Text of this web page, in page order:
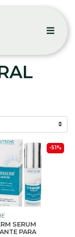
-51%
SERUM
PARA